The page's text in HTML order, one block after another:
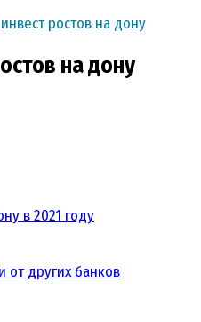
ростов на дону
на дону
в 2021 году
от других банков